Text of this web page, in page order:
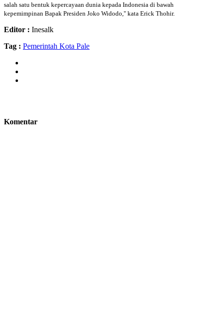
salah satu bentuk kepercayaan dunia kepada Indonesia di bawah
kepemimpinan Bapak Presiden Joko Widodo," kata Erick Thohir.
Editor : Inesalk
Tag : Pemerintah Kota Pale
Komentar